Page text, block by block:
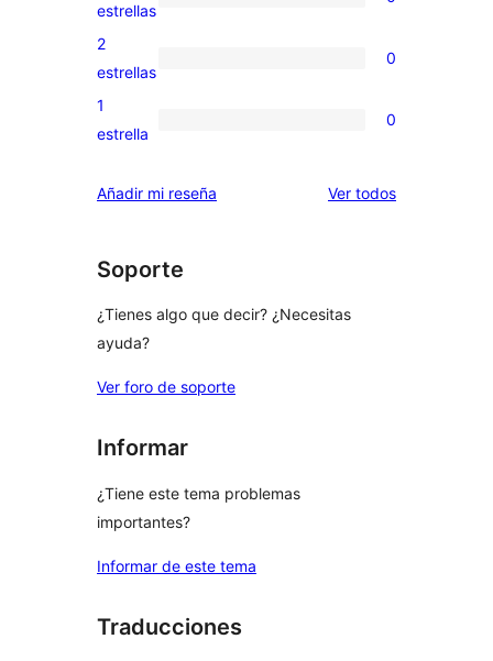
de
0
valoraciones
de
estrellas
0
valoraciones
de
estrellas
2
estrellas
0
0
de
1
estrella
0
Añadir mi reseña Ver todoslos
Soporte
¿Tienes algo que decir? ¿Necesitas
ayuda?
Ver foro de soporte
Informar
¿Tiene este tema problemas
importantes?
Informar de este tema
Traducciones